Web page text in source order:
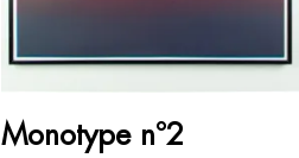
Monotype n°2